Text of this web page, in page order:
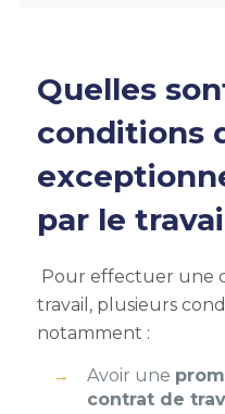
Quelles
conditions
par le
Pour effectuer une
travail, plusieurs
notamment :
Avoir une
contrat de